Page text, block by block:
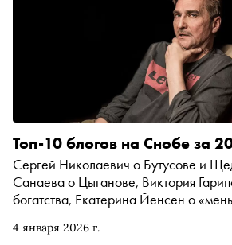
4 января 2026 г.
Топ-10 блогов на Снобе за
Сергей Николаевич о Бутусове и
Санаева о Цыганове, Виктория
богатства, Екатерина Йенсен о